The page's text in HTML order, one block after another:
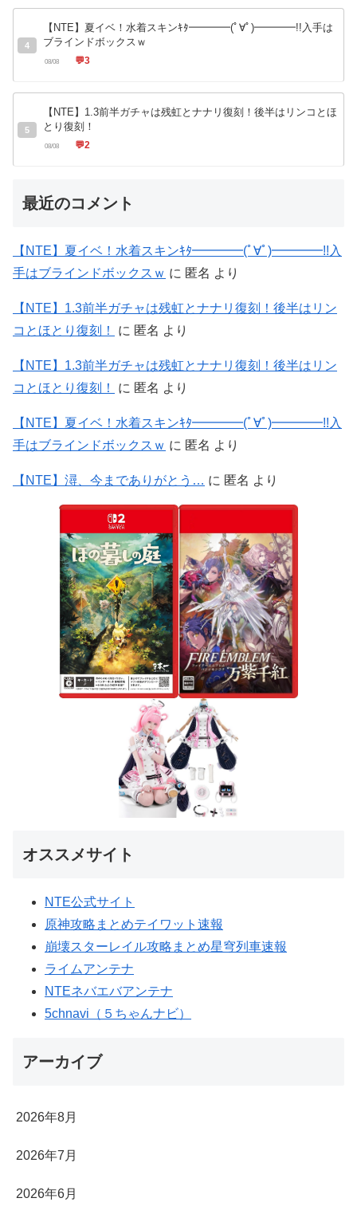
4
【NTE】夏イベ！水着スキンｷﾀ━━━━(ﾟ∀ﾟ)━━━━!!入手は
ブラインドボックスｗ
08/08 💬3
5
【NTE】1.3前半ガチャは残虹とナナリ復刻！後半はリンコとほ
とり復刻！
08/08 💬2
最近のコメント
【NTE】夏イベ！水着スキンｷﾀ━━━━(ﾟ∀ﾟ)━━━━!!入
手はブラインドボックスｗ に 匿名 より
【NTE】1.3前半ガチャは残虹とナナリ復刻！後半はリン
コとほとり復刻！
に 匿名 より
【NTE】1.3前半ガチャは残虹とナナリ復刻！後半はリン
コとほとり復刻！
に 匿名 より
【NTE】夏イベ！水着スキンｷﾀ━━━━(ﾟ∀ﾟ)━━━━!!入
手はブラインドボックスｗ に 匿名 より
【NTE】潯、今までありがとう… に 匿名 より
オススメサイト
NTE公式サイト
原神攻略まとめテイワット速報
崩壊スターレイル攻略まとめ星穹列車速報
ライムアンテナ
NTEネバエバアンテナ
5chnavi（５ちゃんナビ）
アーカイブ
2026年8月
2026年7月
2026年6月